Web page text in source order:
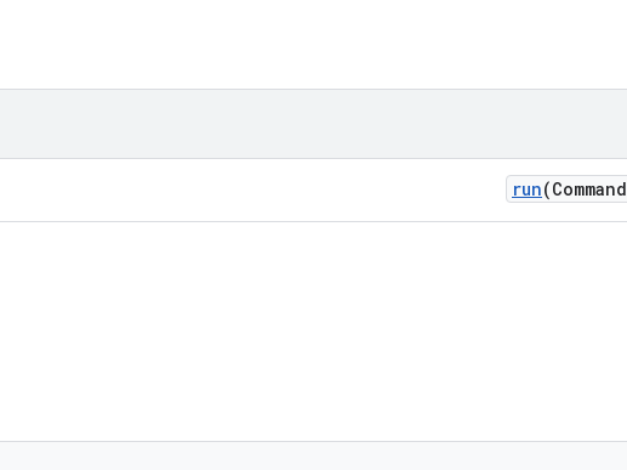
run(Command